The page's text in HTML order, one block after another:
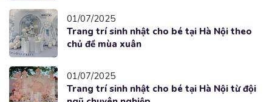
01/07/2025
Trang trí sinh nhật cho bé tại Hà Nội theo
chủ đề mùa xuân
01/07/2025
Trang trí sinh nhật cho bé tại Hà Nội từ đội